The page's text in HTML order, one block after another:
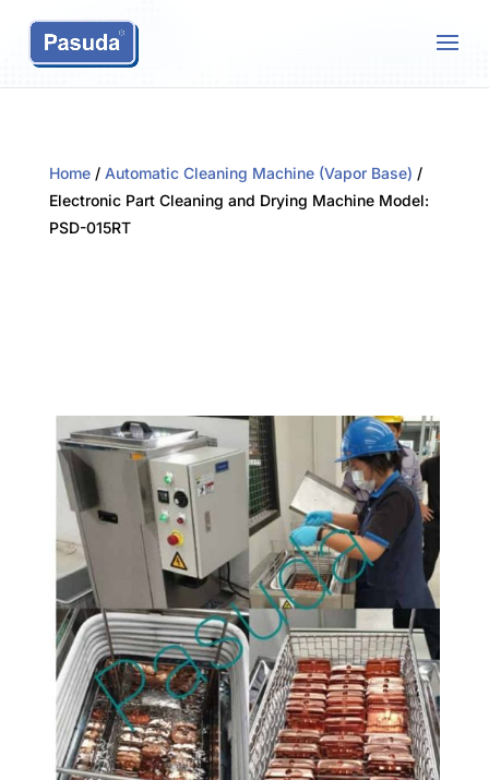
Home/ Automatic Cleaning Machine (Vapor Base) /
Electronic Part Cleaning and Drying Machine Model:
PSD-015RT